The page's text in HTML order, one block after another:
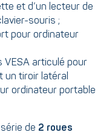
et d’un lecteur de
souris ;
pour ordinateur
articulé pour
un tiroir latéral
ordinateur portable
de 2 roues